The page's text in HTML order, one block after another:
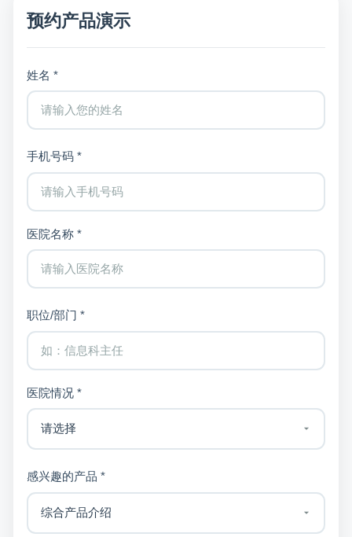
预约产品演示
姓名 *
手机号码 *
医院名称 *
职位/部门 *
医院情况 *
感兴趣的产品 *